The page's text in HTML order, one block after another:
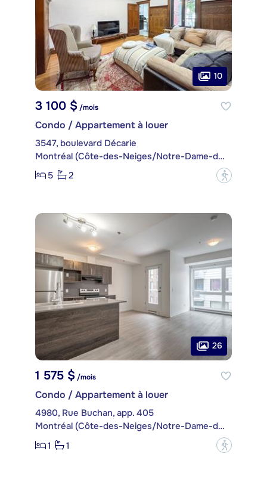
10
3 100 $ /mois
Condo / Appartement à louer
3547, boulevard Décarie
Montréal (Côte-des-Neiges/Notre-Dame-de-Grâce)
5
2 ?
26
1 575 $/mois
Condo / Appartement à louer
4980, Rue Buchan, app. 405
Montréal (Côte-des-Neiges/Notre-Dame-de-Grâce)
1
1 ?